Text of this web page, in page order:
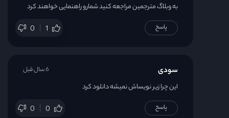
به وبلاگ مترجمین مراجعه کنید شمارو راهنمایی خواهند کرد
0 1 پاسخ
سودی
این چرا زیر نویساش نمیشه دانلود کرد
0 0
6 سال قبل
پاسخ